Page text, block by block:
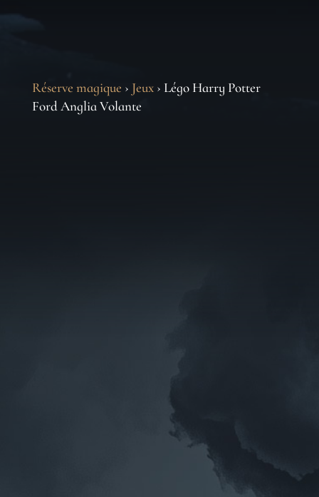
Réserve magique › Jeux› Légo Harry Potter
Ford Anglia Volante